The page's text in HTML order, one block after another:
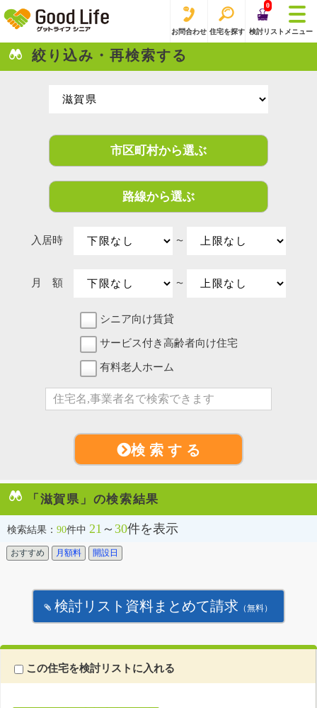
お問合わせ 住宅を探す
0
検討リスト メニュー
絞り込み・再検索する
市区町村から選ぶ
路線から選ぶ
入居時 〜
月 額 〜
シニア向け賃貸
サービス付き高齢者向け住宅
有料老人ホーム
検 索 す る
「滋賀県」の検索結果
検索結果： 90件中 21 ～ 30件を表示
おすすめ 月額料 開設日
検討リスト資料まとめて請求 （無料）
この住宅を検討リストに入れる